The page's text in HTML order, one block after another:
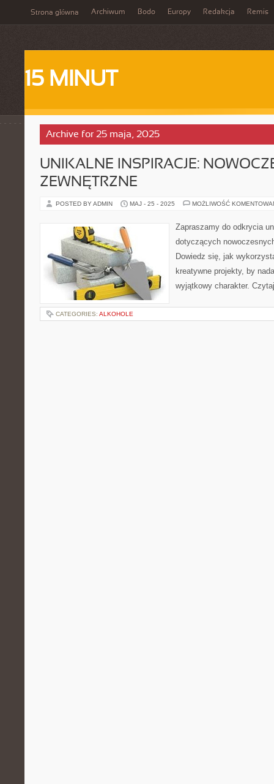
Strona główna Archiwum Bodo Europy Redakcja Remis
15 MINUT
Archive for 25 maja, 2025
UNIKALNE INSPIRACJE:
ZEWNĘTRZNE
POSTED BY ADMIN MAJ - 25 - 2025 MOŻLIWOŚĆ
Zapraszamy do odkrycia
dotyczących
Dowiedz się, jak
kreatywne projekty, by
wyjątkowy charakter.
CATEGORIES: ALKOHOLE